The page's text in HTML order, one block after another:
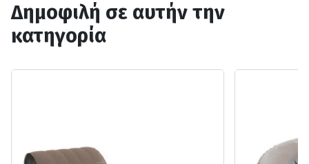
Δημοφιλή σε αυτήν την
κατηγορία